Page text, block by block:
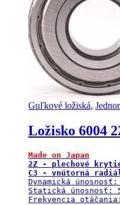
Guľkové ložiská,
Ložisko 6004
Made on Japan
2Z - plechové
C3 - vnútorná
Dynamická
Statická únosnosť:
Frekvencia otáčania: